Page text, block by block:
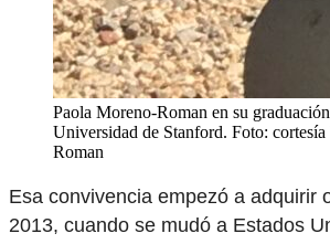
Paola Moreno-Roman en su
Universidad de Stanford. Foto:
Roman
Esa convivencia empezó a adquirir
2013, cuando se mudó a Estados